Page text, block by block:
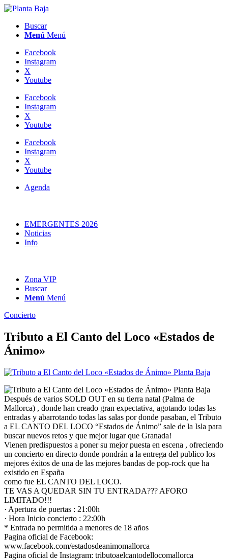
Buscar
Menú Menú
Facebook
Instagram
X
Youtube
Facebook
Instagram
X
Youtube
Facebook
Instagram
X
Youtube
Agenda
EMERGENTES 2026
Noticias
Info
Zona VIP
Buscar
Menú Menú
Concierto
Tributo a El Canto del Loco «Estados de
Ánimo»
Después de varios SOLD OUT en su tierra natal (Palma de
Mallorca) , donde han creado gran expectativa, agotando todas las
entradas y abarrotando todas las salas por donde pasaban, el Tributo
a EL CANTO DEL LOCO “Estados de Ánimo” sale de la Isla para
buscar nuevos retos y que mejor lugar que Granada!
Vienen predispuestos a poner su mejor puesta en escena , ofreciendo
un concierto en directo donde pondrán a la entrega del publico los
mejores éxitos de una de las mejores bandas de pop-rock que ha
existido en España
como fue EL CANTO DEL LOCO.
TE VAS A QUEDAR SIN TU ENTRADA??? AFORO
LIMITADO!!!
· Apertura de puertas : 21:00h
· Hora Inicio concierto : 22:00h
* Entrada no permitida a menores de 18 años
Pagina oficial de Facebook:
www.facebook.com/estadosdeanimomallorca
Pagina oficial de Instagram: tributoaelcantodellocomallorca